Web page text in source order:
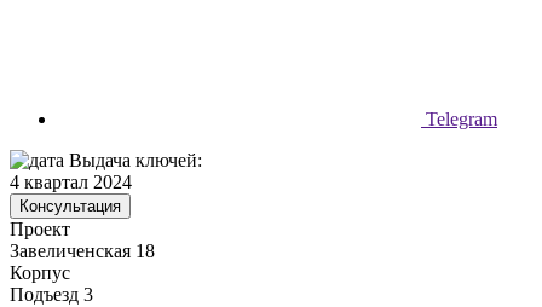
Telegram
Выдача ключей:
4 квартал 2024
Консультация
Проект
Завеличенская 18
Корпус
Подъезд 3